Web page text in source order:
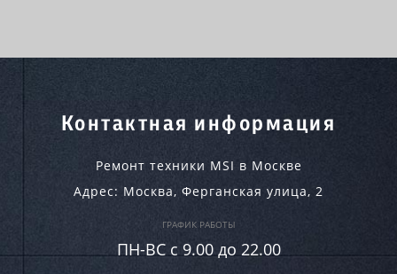
Контактная информация
Ремонт техники MSI в Москве
Адрес: Москва, Ферганская улица, 2
ГРАФИК РАБОТЫ
ПН-ВC c 9.00 до 22.00